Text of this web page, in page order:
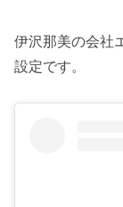
伊沢那美の会社
設定です。